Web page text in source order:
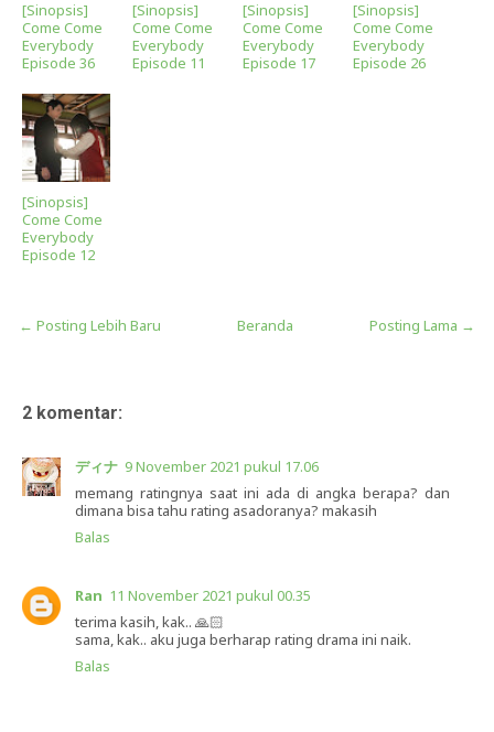
[Sinopsis]
Come Come
Everybody
Episode 36
[Sinopsis]
Come Come
Everybody
Episode 11
[Sinopsis]
Come Come
Everybody
Episode 17
[Sinopsis]
Come Come
Everybody
Episode 26
[Sinopsis]
Come Come
Everybody
Episode 12
← Posting Lebih Baru Posting Lama →
Beranda
2 komentar:
ディナ 9 November 2021 pukul 17.06
memang ratingnya saat ini ada di angka berapa? dan
dimana bisa tahu rating asadoranya? makasih
Balas
Ran 11 November 2021 pukul 00.35
terima kasih, kak.. 🙏🏻
sama, kak.. aku juga berharap rating drama ini naik.
Balas